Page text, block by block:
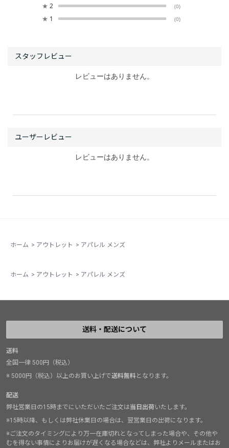
★ 2 (0)
★ 1 (0)
レビューはありません。
レビューはありません。
ホーム > アウトレット > アパレル メンズ
ホーム > アウトレット > アパレル メンズ
送料・配送について
送料
全国一律 500円（税込）
※ 5000円（税込）以上のお買い上げで送料無料となります。
配送
弊社営業日の15時までにいただいたご注文は当日出荷いたします。
※15時以降、もしくは弊社休業日の場合は、翌営業日の出荷になります。
※ご注文のタイミングにより万一在庫切れとなってしまった場合や、その他や
むを得ない事情によりお届けが遅くなる場合などは、弊社よりメールまたはお